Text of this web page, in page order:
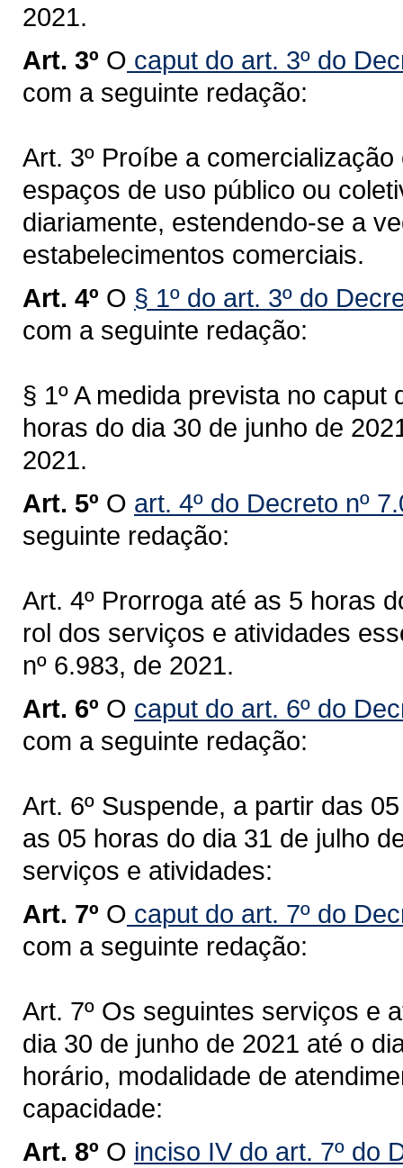
2021.
Art. 3º O caput do art. 3º do
com a seguinte redação:
Art. 3º Proíbe a
espaços de uso público ou
diariamente, estendendo-se a
estabelecimentos comerciais.
Art. 4º O § 1º do art. 3º do
com a seguinte redação:
§ 1º A medida prevista no
horas do dia 30 de junho de
2021.
Art. 5º O art. 4º do Decreto nº
seguinte redação:
Art. 4º Prorroga até as 5 horas
rol dos serviços e atividades
nº 6.983, de 2021.
Art. 6º O caput do art. 6º do
com a seguinte redação:
Art. 6º Suspende, a partir das
as 05 horas do dia 31 de julho
serviços e atividades:
Art. 7º O caput do art. 7º do
com a seguinte redação:
Art. 7º Os seguintes serviços e
dia 30 de junho de 2021 até o
horário, modalidade de
capacidade:
Art. 8º O inciso IV do art. 7º do